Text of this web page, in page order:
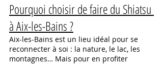
Pourquoi choisir de faire du Shiatsu
à Aix-les-Bains ?
Aix-les-Bains est un lieu idéal pour se
reconnecter à soi : la nature, le lac, les
montagnes… Mais pour en profiter